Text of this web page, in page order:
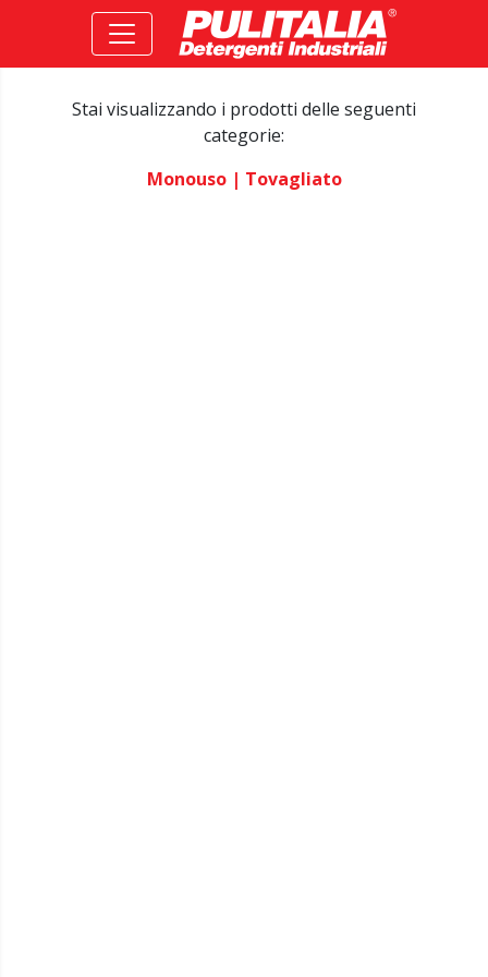
Stai visualizzando i prodotti delle seguenti
categorie:
Monouso | Tovagliato